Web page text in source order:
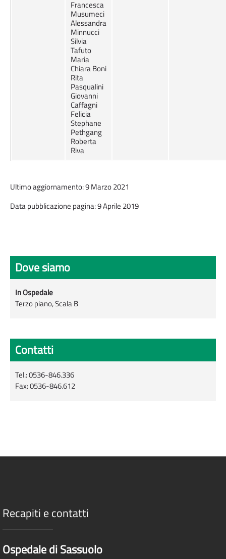
Francesca
Musumeci
Alessandra
Minnucci
Silvia
Tafuto
Maria
Chiara Boni
Rita
Pasqualini
Giovanni
Caffagni
Felicia
Stephane
Pethgang
Roberta
Riva
Ultimo aggiornamento: 9 Marzo 2021
Data pubblicazione pagina: 9 Aprile 2019
Dove siamo
In Ospedale
Terzo piano, Scala B
Contatti
Tel.: 0536-846.336
Fax: 0536-846.612
Recapiti e contatti
Ospedale di Sassuolo